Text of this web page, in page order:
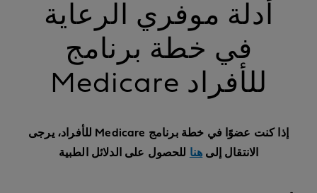
أدلة موفري الرعاية
في خطة برنامج
Medicare للأفراد
إذا كنت عضوًا في خطة برنامج Medicare للأفراد، يرجى
الانتقال إلى هنا للحصول على الدلائل الطبية